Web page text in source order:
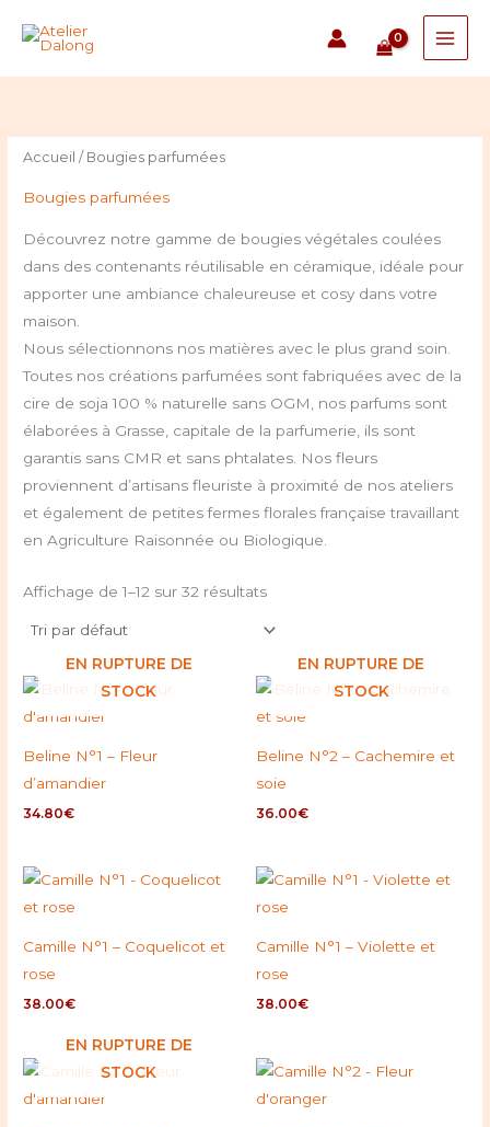
Accueil / Bougies parfumées
Bougies parfumées
Découvrez notre gamme de bougies végétales coulées
dans des contenants réutilisable en céramique, idéale pour
apporter une ambiance chaleureuse et cosy dans votre
maison.
Nous sélectionnons nos matières avec le plus grand soin.
Toutes nos créations parfumées sont fabriquées avec de la
cire de soja 100 % naturelle sans OGM, nos parfums sont
élaborées à Grasse, capitale de la parfumerie, ils sont
garantis sans CMR et sans phtalates. Nos fleurs
proviennent d’artisans fleuriste à proximité de nos ateliers
et également de petites fermes florales française travaillant
en Agriculture Raisonnée ou Biologique.
Affichage de 1–12 sur 32 résultats
EN RUPTURE DE
STOCK
Beline N°1 – Fleur
d’amandier
34.80€
EN RUPTURE DE
STOCK
Beline N°2 – Cachemire et
soie
36.00€
Camille N°1 – Coquelicot et
rose
38.00€
Camille N°1 – Violette et
rose
38.00€
EN RUPTURE DE
STOCK